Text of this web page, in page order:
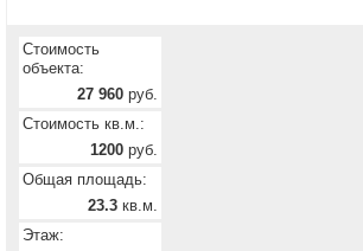
Стоимость
объекта:
27 960 руб.
Стоимость кв.м.:
1200 руб.
Общая площадь:
23.3 кв.м.
Этаж: